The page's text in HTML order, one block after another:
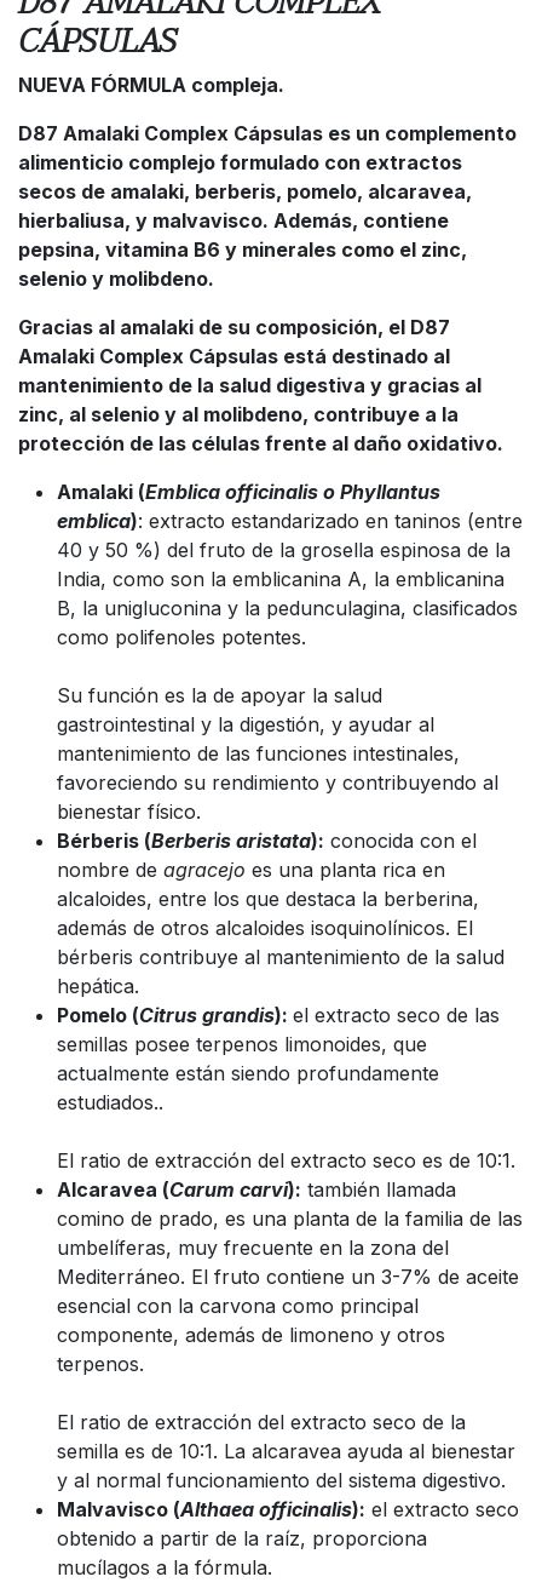
CÁPSULAS
NUEVA FÓRMULA compleja.
D87 Amalaki Complex Cápsulas es un complemento
alimenticio complejo formulado con extractos
secos de amalaki, berberis, pomelo, alcaravea,
hierbaliusa, y malvavisco. Además, contiene
pepsina, vitamina B6 y minerales como el zinc,
selenio y molibdeno.
Gracias al amalaki de su composición, el D87
Amalaki Complex Cápsulas está destinado al
mantenimiento de la salud digestiva y gracias al
zinc, al selenio y al molibdeno, contribuye a la
protección de las células frente al daño oxidativo.
Amalaki (Emblica officinalis o Phyllantus
emblica): extracto estandarizado en taninos (entre
40 y 50 %) del fruto de la grosella espinosa de la
India, como son la emblicanina A, la emblicanina
B, la unigluconina y la pedunculagina, clasificados
como polifenoles potentes.
Su función es la de apoyar la salud
gastrointestinal y la digestión, y ayudar al
mantenimiento de las funciones intestinales,
favoreciendo su rendimiento y contribuyendo al
bienestar físico.
Bérberis (Berberis aristata): conocida con el
nombre de agracejo es una planta rica en
alcaloides, entre los que destaca la berberina,
además de otros alcaloides isoquinolínicos. El
bérberis contribuye al mantenimiento de la salud
hepática.
Pomelo (Citrus grandis): el extracto seco de las
semillas posee terpenos limonoides, que
actualmente están siendo profundamente
estudiados..
El ratio de extracción del extracto seco es de 10:1.
Alcaravea (Carum carvi): también llamada
comino de prado, es una planta de la familia de las
umbelíferas, muy frecuente en la zona del
Mediterráneo. El fruto contiene un 3-7% de aceite
esencial con la carvona como principal
componente, además de limoneno y otros
terpenos.
El ratio de extracción del extracto seco de la
semilla es de 10:1. La alcaravea ayuda al bienestar
y al normal funcionamiento del sistema digestivo.
Malvavisco (Althaea officinalis): el extracto seco
obtenido a partir de la raíz, proporciona
mucílagos a la fórmula.